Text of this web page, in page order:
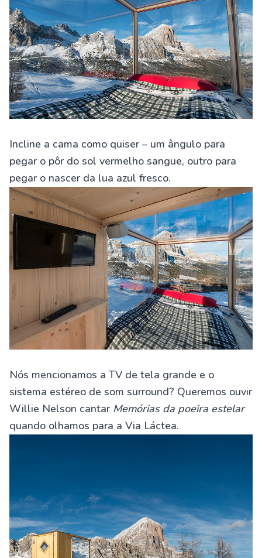
Incline a cama como quiser – um ângulo para
pegar o pôr do sol vermelho sangue, outro para
pegar o nascer da lua azul fresco.
Nós mencionamos a TV de tela grande e o
sistema estéreo de som surround? Queremos ouvir
Willie Nelson cantar Memórias da poeira estelar
quando olhamos para a Via Láctea.